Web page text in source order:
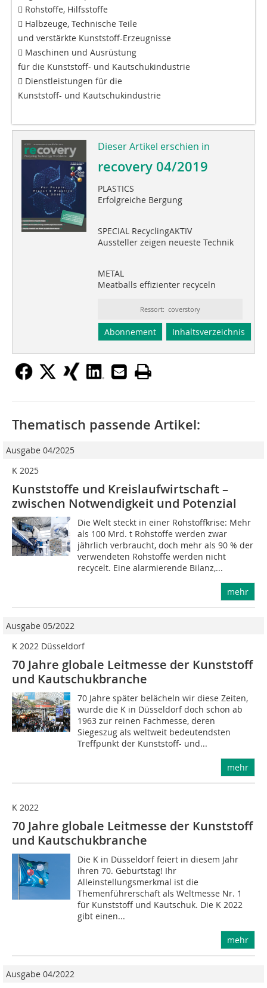
 Rohstoffe, Hilfsstoffe
 Halbzeuge, Technische Teile
und verstärkte Kunststoff-Erzeugnisse
 Maschinen und Ausrüstung
für die Kunststoff- und Kautschukindustrie
 Dienstleistungen für die
Kunststoff- und Kautschukindustrie
Dieser Artikel erschien in
recovery 04/2019
PLASTICS
Erfolgreiche Bergung
SPECIAL RecyclingAKTIV
Aussteller zeigen neueste Technik
METAL
Meatballs effizienter recyceln
Ressort: coverstory
Abonnement Inhaltsverzeichnis
Thematisch passende Artikel:
Ausgabe 04/2025
K 2025
Kunststoffe und Kreislaufwirtschaft –
zwischen Notwendigkeit und Potenzial
Die Welt steckt in einer Rohstoffkrise: Mehr
als 100 Mrd. t Rohstoffe werden zwar
jährlich verbraucht, doch mehr als 90 % der
verwendeten Rohstoffe werden nicht
recycelt. Eine alarmierende Bilanz,...
mehr
Ausgabe 05/2022
K 2022 Düsseldorf
70 Jahre globale Leitmesse der Kunststoff
und Kautschukbranche
70 Jahre später belächeln wir diese Zeiten,
wurde die K in Düsseldorf doch schon ab
1963 zur reinen Fachmesse, deren
Siegeszug als weltweit bedeutendsten
Treffpunkt der Kunststoff- und...
mehr
K 2022
70 Jahre globale Leitmesse der Kunststoff
und Kautschukbranche
Die K in Düsseldorf feiert in diesem Jahr
ihren 70. Geburtstag! Ihr
Alleinstellungsmerkmal ist die
Themenführerschaft als Weltmesse Nr. 1
für Kunststoff und Kautschuk. Die K 2022
gibt einen...
mehr
Ausgabe 04/2022